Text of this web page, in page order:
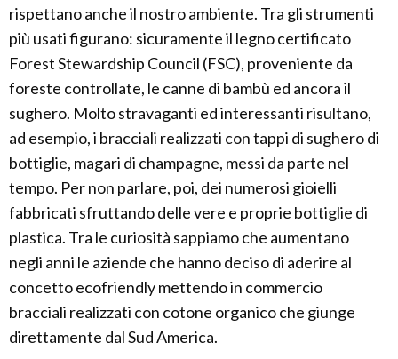
rispettano anche il nostro ambiente. Tra gli strumenti
più usati figurano: sicuramente il legno certificato
Forest Stewardship Council (FSC), proveniente da
foreste controllate, le canne di bambù ed ancora il
sughero. Molto stravaganti ed interessanti risultano,
ad esempio, i bracciali realizzati con tappi di sughero di
bottiglie, magari di champagne, messi da parte nel
tempo. Per non parlare, poi, dei numerosi gioielli
fabbricati sfruttando delle vere e proprie bottiglie di
plastica. Tra le curiosità sappiamo che aumentano
negli anni le aziende che hanno deciso di aderire al
concetto ecofriendly mettendo in commercio
bracciali realizzati con cotone organico che giunge
direttamente dal Sud America.